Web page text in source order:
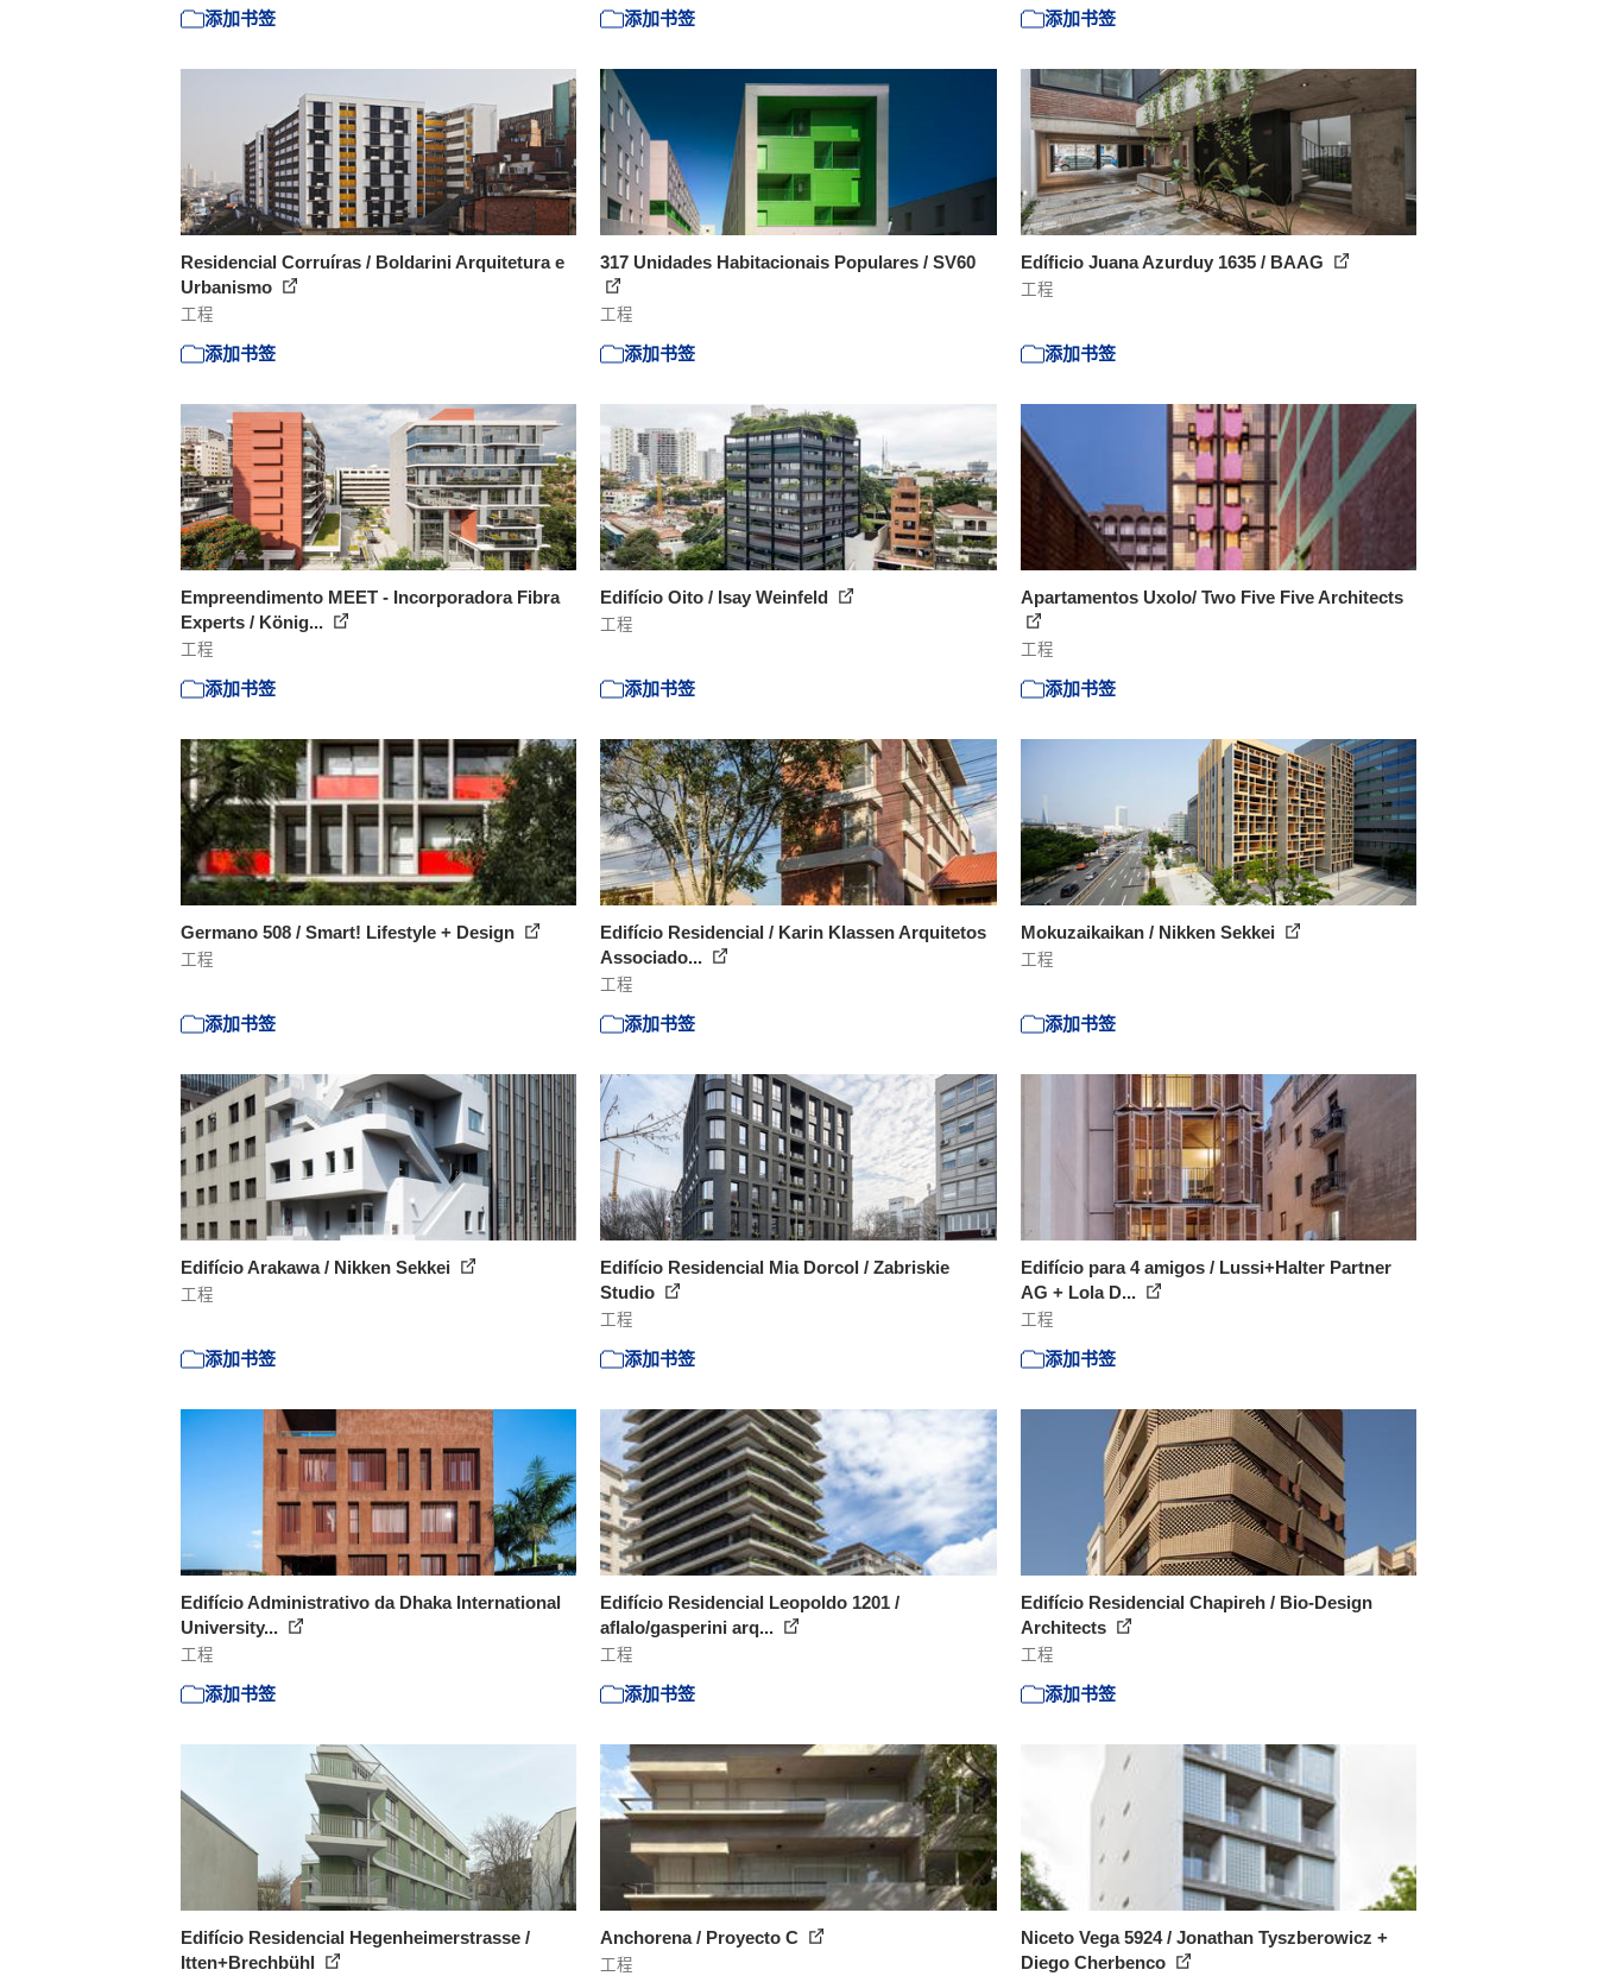
添加书签 添加书签 添加书签
Residencial Corruíras / Boldarini Arquitetura e
Urbanismo
工程
添加书签
317 Unidades Habitacionais Populares / SV60
工程
添加书签
Edíficio Juana Azurduy 1635 / BAAG
工程
添加书签
Empreendimento MEET - Incorporadora Fibra
Experts / König...
工程
添加书签
Edifício Oito / Isay Weinfeld
工程
添加书签
Apartamentos Uxolo/ Two Five Five Architects
工程
添加书签
Germano 508 / Smart! Lifestyle + Design
工程
添加书签
Edifício Residencial / Karin Klassen Arquitetos
Associado...
工程
添加书签
Mokuzaikaikan / Nikken Sekkei
工程
添加书签
Edifício Arakawa / Nikken Sekkei
工程
添加书签
Edifício Residencial Mia Dorcol / Zabriskie
Studio
工程
添加书签
Edifício para 4 amigos / Lussi+Halter Partner
AG + Lola D...
工程
添加书签
Edifício Administrativo da Dhaka International
University...
工程
添加书签
Edifício Residencial Leopoldo 1201 /
aflalo/gasperini arq...
工程
添加书签
Edifício Residencial Chapireh / Bio-Design
Architects
工程
添加书签
Edifício Residencial Hegenheimerstrasse /
Itten+Brechbühl
Anchorena / Proyecto C
工程
Niceto Vega 5924 / Jonathan Tyszberowicz +
Diego Cherbenco